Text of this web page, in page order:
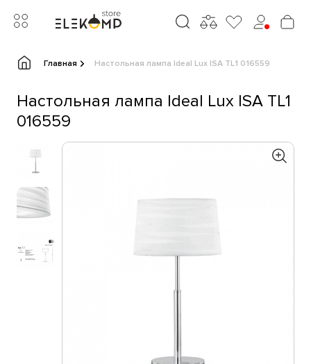
Главная Настольная лампа Ideal Lux ISA TL1 016559
Настольная лампа Ideal Lux ISA TL1
016559